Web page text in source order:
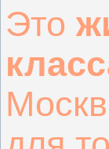
Это